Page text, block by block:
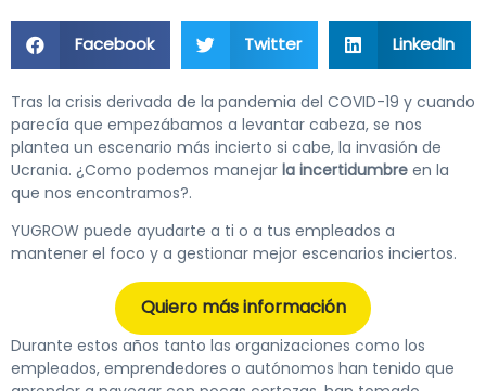
Facebook Twitter LinkedIn
Tras la crisis derivada de la pandemia del COVID-19 y cuando
parecía que empezábamos a levantar cabeza, se nos
plantea un escenario más incierto si cabe, la invasión de
Ucrania. ¿Como podemos manejar la incertidumbre en la
que nos encontramos?.
YUGROW puede ayudarte a ti o a tus empleados a
mantener el foco y a gestionar mejor escenarios inciertos.
Quiero más información
Durante estos años tanto las organizaciones como los
empleados, emprendedores o autónomos han tenido que